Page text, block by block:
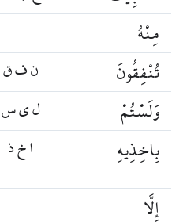
مِنْهُ
ن ف ق تُنْفِقُونَ
ل ي س وَلَسْتُمْ
ا خ ذ بِاخِذِيهِ
إِلَّا